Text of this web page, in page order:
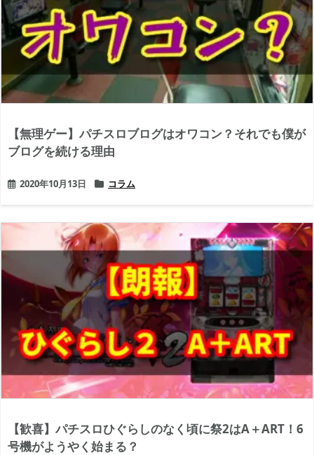
【無理ゲー】パチスロブログはオワコン？それでも僕が
ブログを続ける理由
2020年10月13日 コラム
【歓喜】パチスロひぐらしのなく頃に祭2はA＋ART！6
号機がようやく始まる？